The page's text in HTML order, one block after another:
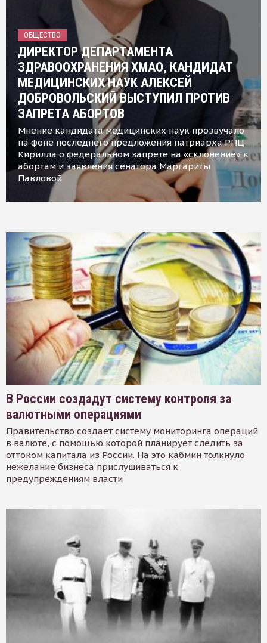
ОБЩЕСТВО
ДИРЕКТОР ДЕПАРТАМЕНТА
ЗДРАВООХРАНЕНИЯ ХМАО, КАНДИДАТ
МЕДИЦИНСКИХ НАУК АЛЕКСЕЙ
ДОБРОВОЛЬСКИЙ ВЫСТУПИЛ ПРОТИВ
ЗАПРЕТА АБОРТОВ
Мнение кандидата медицинских наук прозвучало
на фоне последнего предложения патриарха РПЦ
Кирилла о федеральном запрете на «склонение» к
абортам и заявления сенатора Маргариты
Павловой
В России создадут систему контроля за
валютными операциями
Правительство создает систему мониторинга операций
в валюте, с помощью которой планирует следить за
оттоком капитала из России. На это кабмин толкнуло
нежелание бизнеса прислушиваться к
предупреждениям власти